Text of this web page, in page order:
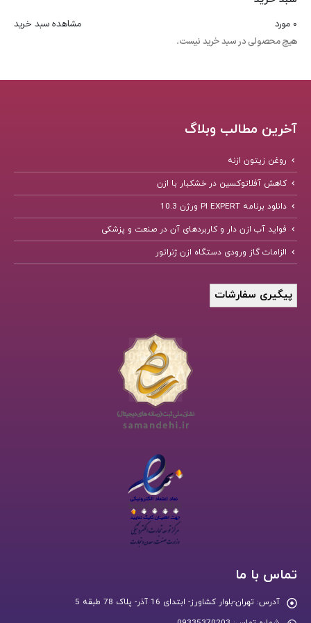
0 مورد
مشاهده سبد خرید
هیچ محصولی در سبد خرید نیست.
آخرین مطالب وبلاگ
روغن زیتون ازنه
کاهش آفلاتوکسین در خشکبار با ازن
دانلود برنامه PI EXPERT ورژن 10.3
فواید آب ازن دار و کاربردهای آن در صنعت و پزشکی
الزامات گاز ورودی دستگاه ازن ژنراتور
پیگیری سفارشات
تماس با ما
آدرس: تهران-بلوار کشاورز- ابتدای 16 آذر- پلاک 78 طبقه 5